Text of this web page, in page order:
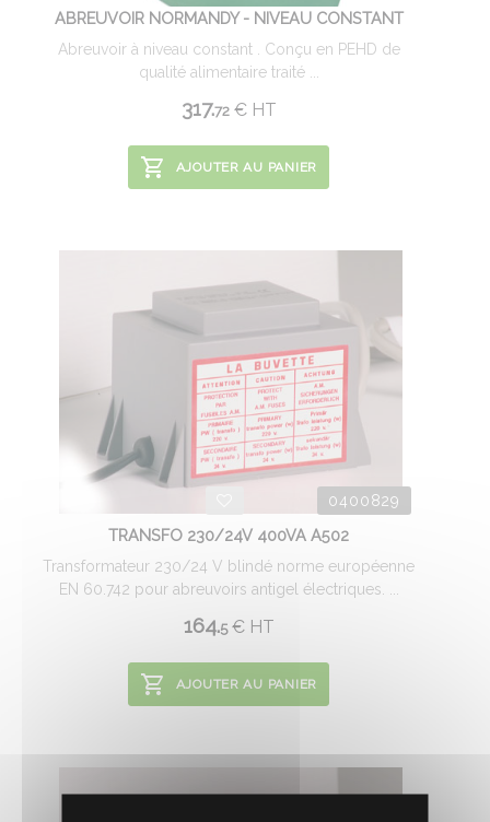
ABREUVOIR NORMANDY - NIVEAU CONSTANT
Abreuvoir à niveau constant . Conçu en PEHD de
qualité alimentaire traité ...
317.72 €HT
AJOUTER AU PANIER
0400829
TRANSFO 230/24V 400VA A502
Transformateur 230/24 V blindé norme européenne
EN 60.742 pour abreuvoirs antigel électriques. ...
164.5 €HT
AJOUTER AU PANIER